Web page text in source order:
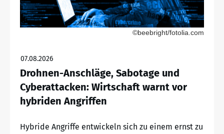
©beebright/fotolia.com
07.08.2026
Drohnen-Anschläge, Sabotage und
Cyberattacken: Wirtschaft warnt vor
hybriden Angriffen
Hybride Angriffe entwickeln sich zu einem ernst zu